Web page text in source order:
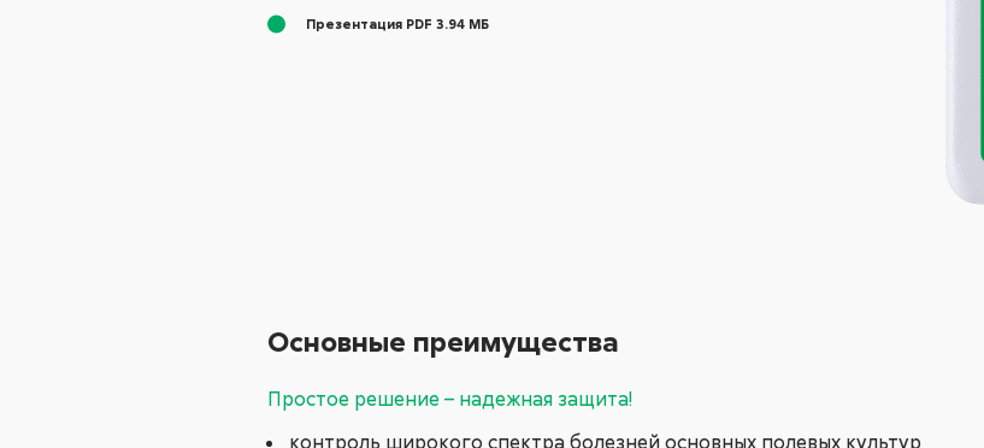
Презентация PDF 3.94 МБ
Основные преимущества
Простое решение – надежная защита!
контроль широкого спектра болезней основных полевых культур